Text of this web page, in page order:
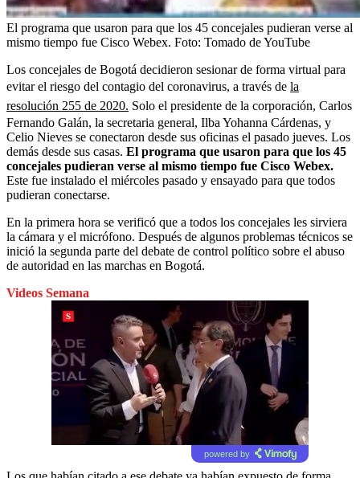
El programa que usaron para que los 45 concejales pudieran verse al
mismo tiempo fue Cisco Webex. Foto: Tomado de YouTube
Los concejales de Bogotá decidieron sesionar de forma virtual para
evitar el riesgo del contagio del coronavirus, a través de la
resolución 255 de 2020. Solo el presidente de la corporación, Carlos
Fernando Galán, la secretaria general, Ilba Yohanna Cárdenas, y
Celio Nieves se conectaron desde sus oficinas el pasado jueves. Los
demás desde sus casas. El programa que usaron para que los 45
concejales pudieran verse al mismo tiempo fue Cisco Webex.
Este fue instalado el miércoles pasado y ensayado para que todos
pudieran conectarse.
En la primera hora se verificó que a todos los concejales les sirviera
la cámara y el micrófono. Después de algunos problemas técnicos se
inició la segunda parte del debate de control político sobre el abuso
de autoridad en las marchas en Bogotá.
Videos Semana
powered by